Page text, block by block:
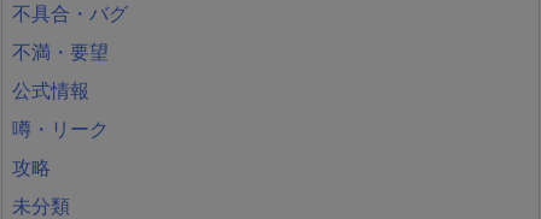
不具合・バグ
不満・要望
公式情報
噂・リーク
攻略
未分類